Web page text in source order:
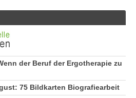
der Beruf der Ergotherapie zu
75 Bildkarten Biografiearbeit